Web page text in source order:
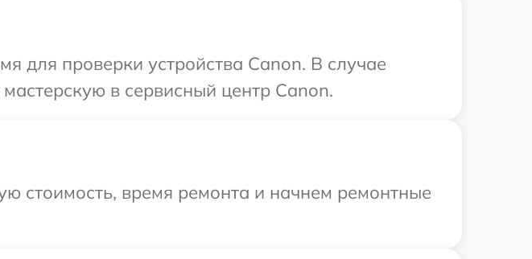
для проверки устройства Canon. В случае
в сервисный центр Canon.
стоимость, время ремонта и начнем ремонтные